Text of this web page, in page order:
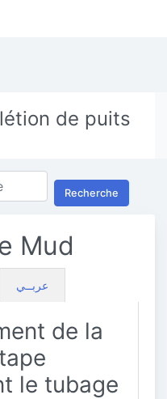
de puits
Recherche
Mud
عربــي
de la
le tubage